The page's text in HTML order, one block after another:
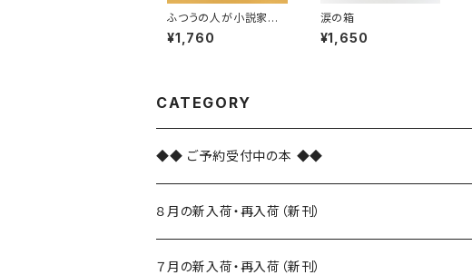
ふつうの人が小説家と
して生活していくには
¥1,760
涙の箱
¥1,650
CATEGORY
◆◆ ご予約受付中の本 ◆◆
８月の新入荷・再入荷（新刊）
新入荷
７月の新入荷・再入荷（新刊）